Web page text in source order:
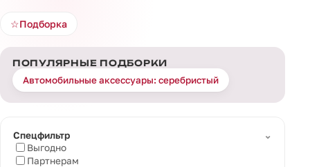
☆Подборка
ПОПУЛЯРНЫЕ ПОДБОРКИ
Автомобильные аксессуары: серебристый
Спецфильтр
⌄
Выгодно
Партнерам